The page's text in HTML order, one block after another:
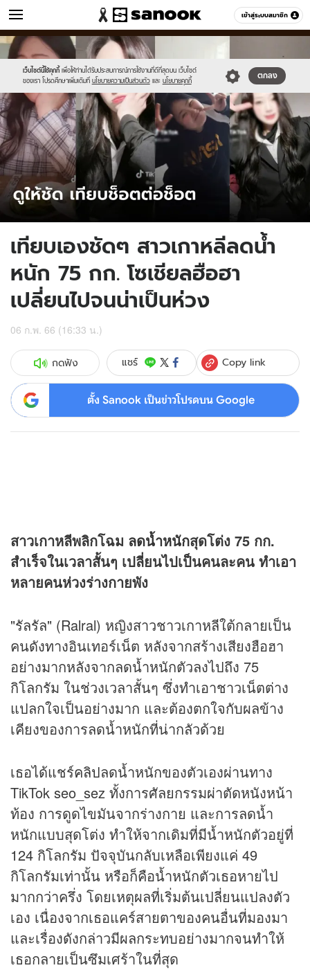
เข้าสู่ระบบสมาชิก
ข่าว หมวดอื่นๆ
เว็บไซต์นี้ใช้คุกกี้ เพื่อให้ท่านได้รับประสบการณ์การใช้งานที่ดีที่สุดบน เว็บไซต์
ของเรา โปรดศึกษาเพิ่มเติมที่ นโยบายความเป็นส่วนตัว และ นโยบายคุกกี้
ตกลง
Sanook
//s.isanook.com/sr/0/images/logo-
new-
sanook.png
600
60
//s.isanook.com/ns/0/ud/1753/8766290/213998.jpg
เทียบเองชัดๆ สาวเกาหลีลดน้ำ
หนัก 75 กก. โซเชียลฮือฮา
เปลี่ยนไปจนน่าเป็นห่วง
06 ก.พ. 66 (16:33 น.)
กดฟัง แชร์ Copy link
ตั้ง Sanook เป็นข่าวโปรดบน Google
สาวเกาหลีพลิกโฉม ลดน้ำหนักสุดโต่ง 75 กก.
สำเร็จในเวลาสั้นๆ เปลี่ยนไปเป็นคนละคน ทำเอา
หลายคนห่วงร่างกายพัง
"รัลรัล" (Ralral) หญิงสาวชาวเกาหลีใต้กลายเป็น
คนดังทางอินเทอร์เน็ต หลังจากสร้างเสียงฮือฮา
อย่างมากหลังจากลดน้ำหนักตัวลงไปถึง 75
กิโลกรัม ในช่วงเวลาสั้นๆ ซึ่งทำเอาชาวเน็ตต่าง
แปลกใจเป็นอย่างมาก และต้องตกใจกับผลข้าง
เคียงของการลดน้ำหนักที่น่ากลัวด้วย
เธอได้แชร์คลิปลดน้ำหนักของตัวเองผ่านทาง
TikTok seo_sez ทั้งการศัลยกรรมผ่าตัดหนังหน้า
ท้อง การดูดไขมันจากร่างกาย และการลดน้ำ
หนักแบบสุดโต่ง ทำให้จากเดิมที่มีน้ำหนักตัวอยู่ที่
124 กิโลกรัม ปัจจุบันกลับเหลือเพียงแค่ 49
กิโลกรัมเท่านั้น หรือก็คือน้ำหนักตัวเธอหายไป
มากกว่าครึ่ง โดยเหตุผลที่เริ่มต้นเปลี่ยนแปลงตัว
เอง เนื่องจากเธอแคร์สายตาของคนอื่นที่มองมา
และเรื่องดังกล่าวมีผลกระทบอย่างมากจนทำให้
เธอกลายเป็นซึมเศร้าในที่สุด